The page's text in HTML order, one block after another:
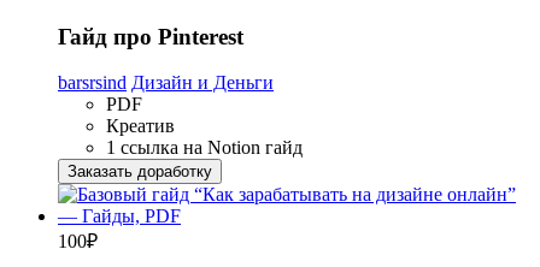
Гайд про Pinterest
barsrsind Дизайн и Деньги
PDF
Креатив
1 ссылка на Notion гайд
Заказать доработку
100₽